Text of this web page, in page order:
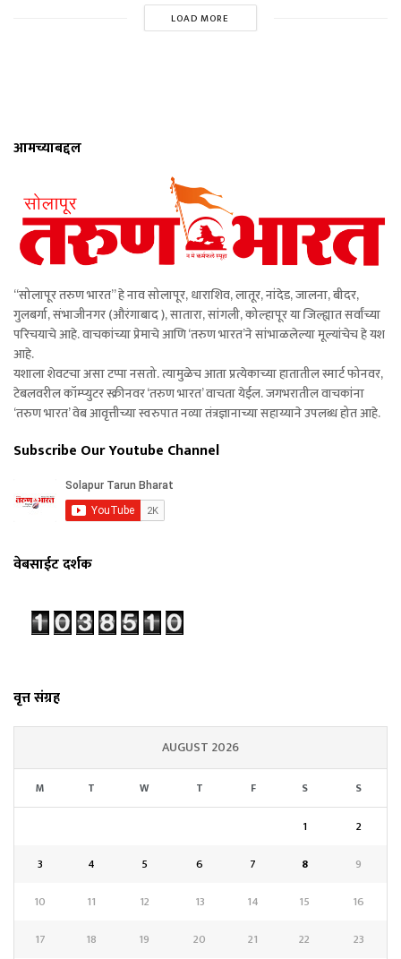
LOAD MORE
आमच्याबद्दल
“सोलापूर तरुण भारत” हे नाव सोलापूर, धाराशिव, लातूर, नांदेड, जालना, बीदर,
गुलबर्गा, संभाजीनगर (औरंगाबाद ), सातारा, सांगली, कोल्हापूर या जिल्ह्यात सर्वांच्या
परिचयाचे आहे. वाचकांच्या प्रेमाचे आणि ‘तरुण भारत’ने सांभाळलेल्या मूल्यांचेच हे यश
आहे.
यशाला शेवटचा असा टप्पा नसतो. त्यामुळेच आता प्रत्येकाच्या हातातील स्मार्ट फोनवर,
टेबलवरील कॉम्प्युटर स्क्रीनवर ‘तरुण भारत’ वाचता येईल. जगभरातील वाचकांना
‘तरुण भारत’ वेब आवृत्तीच्या स्वरुपात नव्या तंत्रज्ञानाच्या सहाय्याने उपलब्ध होत आहे.
Subscribe Our Youtube Channel
वेबसाईट दर्शक
वृत्त संग्रह
AUGUST 2026
M T W T F S S
1
2
3
4 5 6 7 8
9
10
11 12 13 14 15
16
17
18 19 20 21 22 23